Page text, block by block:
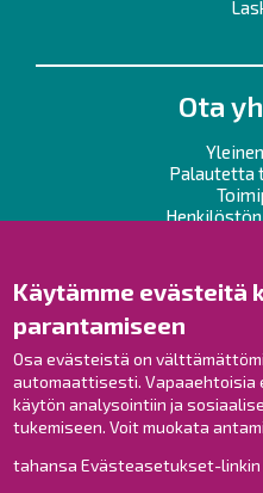
Käytämme evästeitä
parantamiseen
Osa evästeistä on
automaattisesti.
käytön analysointiin ja
tukemiseen. Voit muokata
tahansa Evästeasetukset-
Ota
Palautetta
Raahe
Raahe
Raahe
Raahe